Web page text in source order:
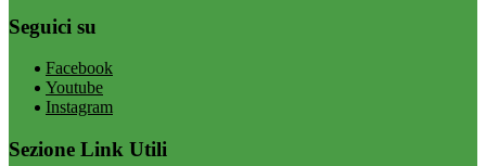
Seguici su
Facebook
Youtube
Instagram
Sezione Link Utili